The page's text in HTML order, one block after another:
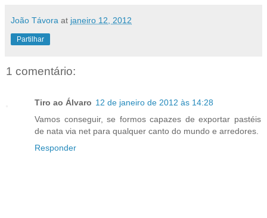
João Távora at janeiro 12, 2012
Partilhar
1 comentário:
Tiro ao Álvaro 12 de janeiro de 2012 às 14:28
Vamos conseguir, se formos capazes de exportar pastéis
de nata via net para qualquer canto do mundo e arredores.
Responder